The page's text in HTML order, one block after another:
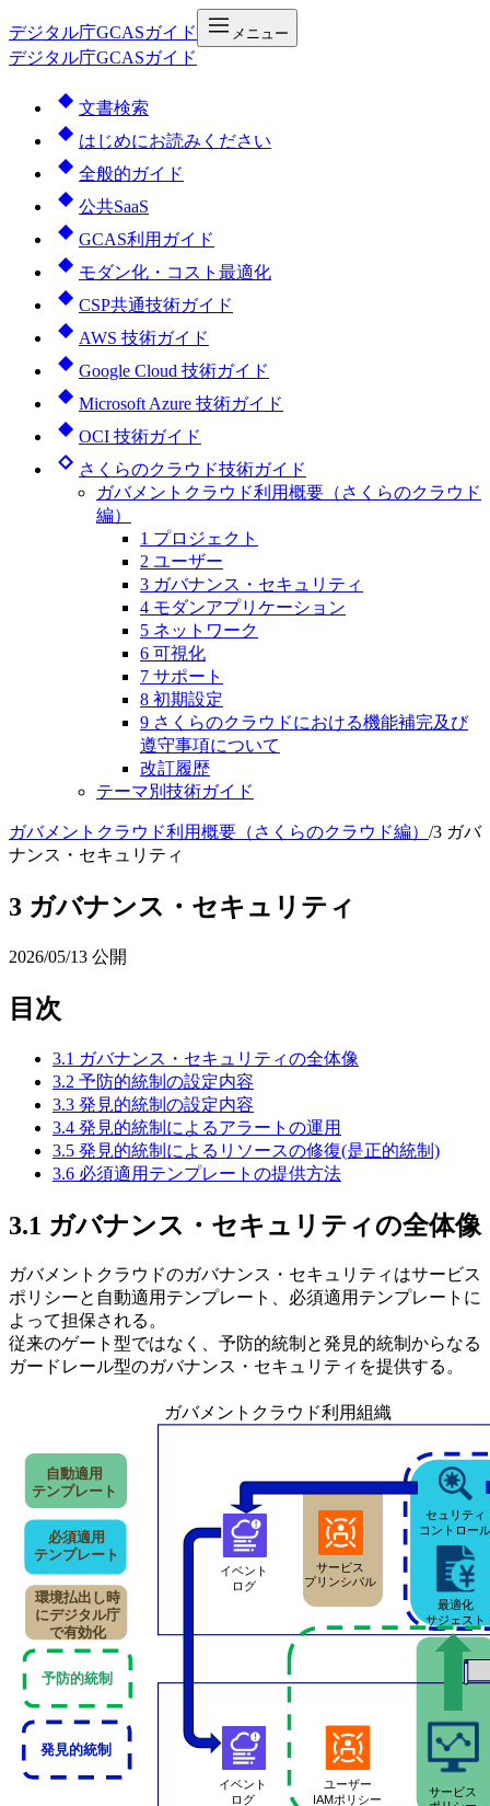
デジタル庁GCASガイド メニュー
デジタル庁GCASガイド
文書検索
はじめにお読みください
全般的ガイド
公共SaaS
GCAS利用ガイド
モダン化・コスト最適化
CSP共通技術ガイド
AWS 技術ガイド
Google Cloud 技術ガイド
Microsoft Azure 技術ガイド
OCI 技術ガイド
さくらのクラウド技術ガイド
ガバメントクラウド利用概要（さくらのクラウド
編）
1 プロジェクト
2 ユーザー
3 ガバナンス・セキュリティ
4 モダンアプリケーション
5 ネットワーク
6 可視化
7 サポート
8 初期設定
9 さくらのクラウドにおける機能補完及び
遵守事項について
改訂履歴
テーマ別技術ガイド
ガバメントクラウド利用概要（さくらのクラウド編） /3 ガバ
ナンス・セキュリティ
3 ガバナンス・セキュリティ
2026/05/13 公開
目次
3.1 ガバナンス・セキュリティの全体像
3.2 予防的統制の設定内容
3.3 発見的統制の設定内容
3.4 発見的統制によるアラートの運用
3.5 発見的統制によるリソースの修復(是正的統制)
3.6 必須適用テンプレートの提供方法
3.1 ガバナンス・セキュリティの全体像
ガバメントクラウドのガバナンス・セキュリティはサービス
ポリシーと自動適用テンプレート、必須適用テンプレートに
よって担保される。
従来のゲート型ではなく、予防的統制と発見的統制からなる
ガードレール型のガバナンス・セキュリティを提供する。